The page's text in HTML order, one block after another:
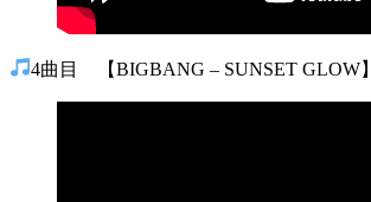
4曲目 【BIGBANG – SUNSET GLOW】